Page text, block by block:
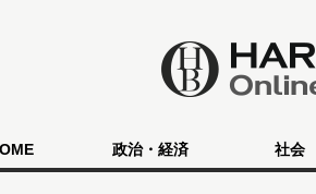
政治・経済 社会